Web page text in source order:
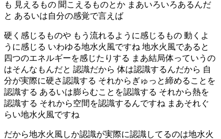
も 見えるもの 聞こえるものとか まあいろいろあるんだ
と あるいは自分の感覚で言えば
硬く感じるものや もう流れるように感じるもの 動くよ
うに感じる いわゆる地水火風ですね 地水火風であると
四つのエネルギーを感じたりする まあ結局体っていうの
はそんなもんだと 認識だから 体は認識するんだから 自
分が実際に硬さ認識する それからぎゅっと締めることを
認識する あるいは膨らむことを認識する それから熱を
認識する それから空間を認識するんですね まあそれぐ
らい地水火風ですね
だから地水火風しか認識が実際に認識してるのは地水火